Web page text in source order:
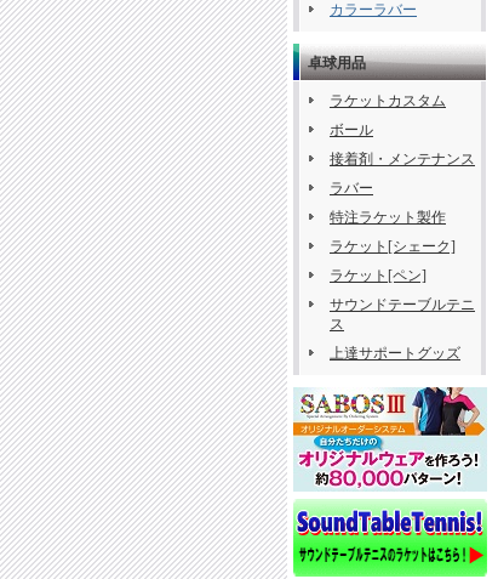
カラーラバー
卓球用品
ラケットカスタム
ボール
接着剤・メンテナンス
ラバー
特注ラケット製作
ラケット[シェーク]
ラケット[ペン]
サウンドテーブルテニ
ス
上達サポートグッズ